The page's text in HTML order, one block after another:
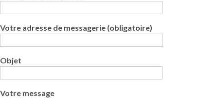
Votre adresse de messagerie (obligatoire)
Objet
Votre message